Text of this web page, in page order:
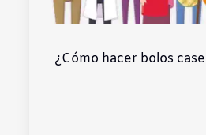
¿Cómo hacer bolos